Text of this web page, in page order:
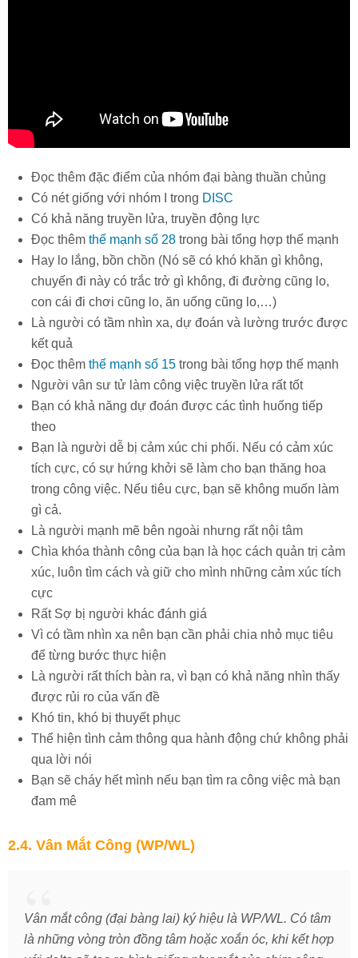
Đọc thêm đặc điểm của nhóm đại bàng thuần chủng
Có nét giống với nhóm I trong DISC
Có khả năng truyền lửa, truyền động lực
Đọc thêm thế mạnh số 28trong bài tổng hợp thế mạnh
Hay lo lắng, bồn chồn (Nó sẽ có khó khăn gì không,
chuyến đi này có trắc trở gì không, đi đường cũng lo,
con cái đi chơi cũng lo, ăn uống cũng lo,…)
Là người có tầm nhìn xa, dự đoán và lường trước được
kết quả
Đọc thêm thế mạnh số 15trong bài tổng hợp thế mạnh
Người vân sư tử làm công việc truyền lửa rất tốt
Bạn có khả năng dự đoán được các tình huống tiếp
theo
Bạn là người dễ bị cảm xúc chi phối. Nếu có cảm xúc
tích cực, có sự hứng khởi sẽ làm cho bạn thăng hoa
trong công việc. Nếu tiêu cực, bạn sẽ không muốn làm
gì cả.
Là người mạnh mẽ bên ngoài nhưng rất nội tâm
Chìa khóa thành công của bạn là học cách quản trị cảm
xúc, luôn tìm cách và giữ cho mình những cảm xúc tích
cực
Rất Sợ bị người khác đánh giá
Vì có tầm nhìn xa nên bạn cần phải chia nhỏ mục tiêu
để từng bước thực hiện
Là người rất thích bàn ra, vì bạn có khả năng nhìn thấy
được rủi ro của vấn đề
Khó tin, khó bị thuyết phục
Thể hiện tình cảm thông qua hành động chứ không phải
qua lời nói
Bạn sẽ cháy hết mình nếu bạn tìm ra công việc mà bạn
đam mê
2.4. Vân Mắt Công (WP/WL)
Vân mắt công (đại bàng lai) ký hiệu là WP/WL. Có tâm
là những vòng tròn đồng tâm hoặc xoắn óc, khi kết hợp